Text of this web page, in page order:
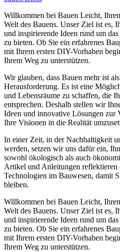
Willkommen bei Bauen Leicht,
Welt des Bauens. Unser Ziel ist es,
und inspirierende Ideen rund um
zu bieten. Ob Sie ein erfahrenes
mit Ihrem ersten DIY-Vorhaben
Ihrem Weg zu unterstützen.
Wir glauben, dass Bauen mehr ist
Herausforderung. Es ist eine
und Lebensräume zu schaffen, die
entsprechen. Deshalb stellen wir
Ideen und innovative Lösungen zur
Ihre Visionen in die Realität
In einer Zeit, in der Nachhaltigkeit
werden, setzen wir uns dafür ein,
sowohl ökologisch als auch
Artikel und Anleitungen reflektieren
Technologien im Bauwesen, damit
bleiben.
Willkommen bei Bauen Leicht,
Welt des Bauens. Unser Ziel ist es,
und inspirierende Ideen rund um
zu bieten. Ob Sie ein erfahrenes
mit Ihrem ersten DIY-Vorhaben
Ihrem Weg zu unterstützen.